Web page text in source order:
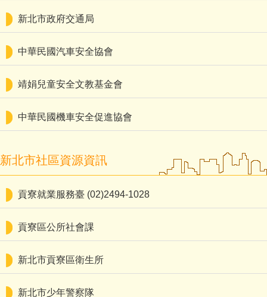
新北市政府交通局
中華民國汽車安全協會
靖娟兒童安全文教基金會
中華民國機車安全促進協會
新北市社區資源資訊
貢寮就業服務臺 (02)2494-1028
貢寮區公所社會課
新北市貢寮區衛生所
新北市少年警察隊